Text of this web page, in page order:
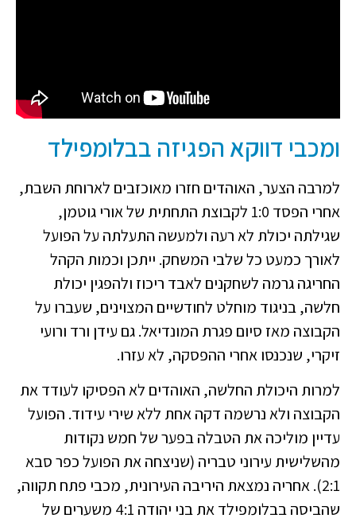
ומכבי דווקא הפגיזה בבלומפילד
למרבה הצער, האוהדים חזרו מאוכזבים לארוחת השבת,
אחרי הפסד 1:0 לקבוצת התחתית של אורי גוטמן,
שגילתה יכולת לא רעה ולמעשה התעלתה על הפועל
לאורך כמעט כל שלבי המשחק. ייתכן וכמות הקהל
החריגה גרמה לשחקנים לאבד ריכוז ולהפגין יכולת
חלשה, בניגוד מוחלט לחודשיים המצוינים, שעברו על
הקבוצה מאז סיום פגרת המונדיאל. גם עידן ורד ורועי
זיקרי, שנכנסו אחרי ההפסקה, לא עזרו.
למרות היכולת החלשה, האוהדים לא הפסיקו לעודד את
הקבוצה ולא נרשמה דקה אחת ללא שירי עידוד. הפועל
עדיין מוליכה את הטבלה בפער של חמש נקודות
מהשלישית עירוני טבריה (שניצחה את הפועל כפר סבא
2:1). אחריה נמצאת היריבה העירונית, מכבי פתח תקווה,
שהביסה בבלומפילד את בני יהודה 4:1 משערים של